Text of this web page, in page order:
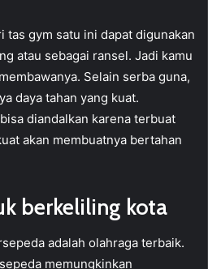
tas gym satu ini dapat digunakan
atau sebagai ransel. Jadi kamu
Selain serba guna,
daya tahan yang kuat.
diandalkan karena terbuat
akan membuatnya bertahan
berkeliling kota
adalah olahraga terbaik.
memungkinkan